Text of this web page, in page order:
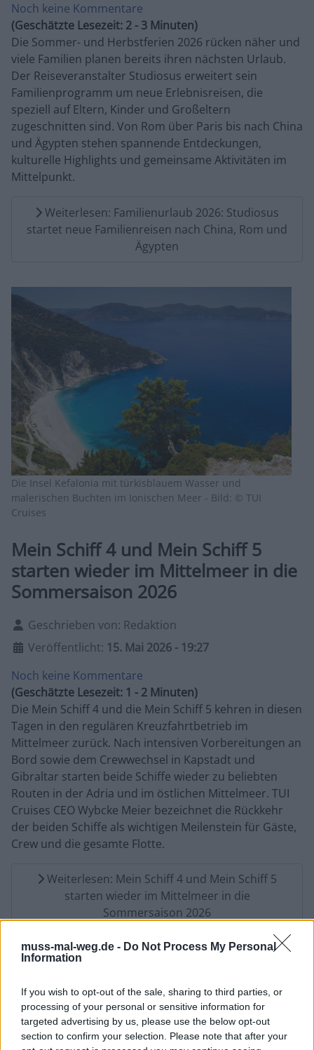
muss-mal-weg.de - Do Not Process My Personal
Information
If you wish to opt-out of the sale, sharing to third parties, or
processing of your personal or sensitive information for
targeted advertising by us, please use the below opt-out
section to confirm your selection. Please note that after your
Noch keine Kommentare
(Geschätzte Lesezeit: 2 - 3 Minuten)
Die Sommer- und Herbstferien 2026 rücken näher und
viele Familien planen bereits ihren nächsten Urlaub.
Der Reiseveranstalter Studiosus erweitert sein
Familienprogramm um neue Erlebnisreisen, die
speziell auf Eltern, Kinder und Großeltern
zugeschnitten sind. Von Rom über Paris bis nach China
und Ägypten stehen spannende Entdeckungen,
kulturelle Highlights und gemeinsame Aktivitäten im
Mittelpunkt.
Weiterlesen: Familienurlaub 2026: Studiosus
startet neue Familienreisen nach China, Rom und
Ägypten
Die Insel Kefalonia mit türkisblauem Wasser und
malerischen Buchten im Ionischen Meer - Bild: © TUI
Cruises
Mein Schiff 4 und Mein Schiff 5
starten wieder im Mittelmeer in die
Sommersaison 2026
Details
Geschrieben von: Redaktion
Veröffentlicht: 15. Mai 2026 - 19:27
Noch keine Kommentare
(Geschätzte Lesezeit: 1 - 2 Minuten)
Die Mein Schiff 4 und die Mein Schiff 5 kehren in diesen
Tagen in den regulären Kreuzfahrtbetrieb im
Mittelmeer zurück. Nach intensiven Vorbereitungen an
Bord sowie dem Crewwechsel in Kapstadt und
Gibraltar starten beide Schiffe wieder zu beliebten
Routen in der Adria und im östlichen Mittelmeer. TUI
Cruises CEO Wybcke Meier bezeichnet die Rückkehr
der beiden Schiffe als wichtigen Meilenstein für Gäste,
Crew und die gesamte Flotte.
Weiterlesen: Mein Schiff 4 und Mein Schiff 5
starten wieder im Mittelmeer in die
Sommersaison 2026
Korsika statt Krise: Warum die Mittelmeerinsel als
AIDAprima mit neuen Winterkreuzfahrten
2026/2027 ab Kiel und zu den Kanarischen Inseln
Start der Reisewelle 2026: Mit der ADAC Mautbox
staufrei in den Urlaub